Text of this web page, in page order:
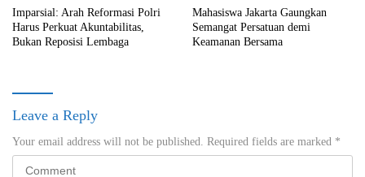
Imparsial: Arah Reformasi Polri
Harus Perkuat Akuntabilitas,
Bukan Reposisi Lembaga
Mahasiswa Jakarta Gaungkan
Semangat Persatuan demi
Keamanan Bersama
Leave a Reply
Your email address will not be published. Required fields are marked *